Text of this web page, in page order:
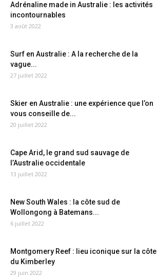
Adrénaline made in Australie : les activités
incontournables
3 août 2022
Surf en Australie : A la recherche de la
vague...
27 juillet 2022
Skier en Australie : une expérience que l’on
vous conseille de...
20 juillet 2022
Cape Arid, le grand sud sauvage de
l’Australie occidentale
13 juillet 2022
New South Wales : la côte sud de
Wollongong à Batemans...
6 juillet 2022
Montgomery Reef : lieu iconique sur la côte
du Kimberley
29 juin 2022